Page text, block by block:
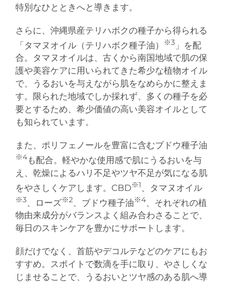
特別なひとときへと導きます。
さらに、沖縄県産テリハボクの種子から得られる
「タマヌオイル（テリハボク種子油）
※3」を配
合。タマヌオイルは、古くから南国地域で肌の保
護や美容ケアに用いられてきた希少な植物オイル
で、うるおいを与えながら肌をなめらかに整えま
す。限られた地域でしか採れず、多くの種子を必
要とするため、希少価値の高い美容オイルとして
も知られています。
また、ポリフェノールを豊富に含むブドウ種子油
※4も配合。軽やかな使用感で肌にうるおいを与
え、乾燥によるハリ不足やツヤ不足が気になる肌
をやさしくケアします。CBD※1、タマヌオイル
※3、ローズ※2、ブドウ種子油※4、それぞれの植
物由来成分がバランスよく組み合わさることで、
毎日のスキンケアを豊かにサポートします。
顔だけでなく、首筋やデコルテなどのケアにもお
すすめ。スポイトで数滴を手に取り、やさしくな
じませることで、うるおいとツヤ感のある肌へ導